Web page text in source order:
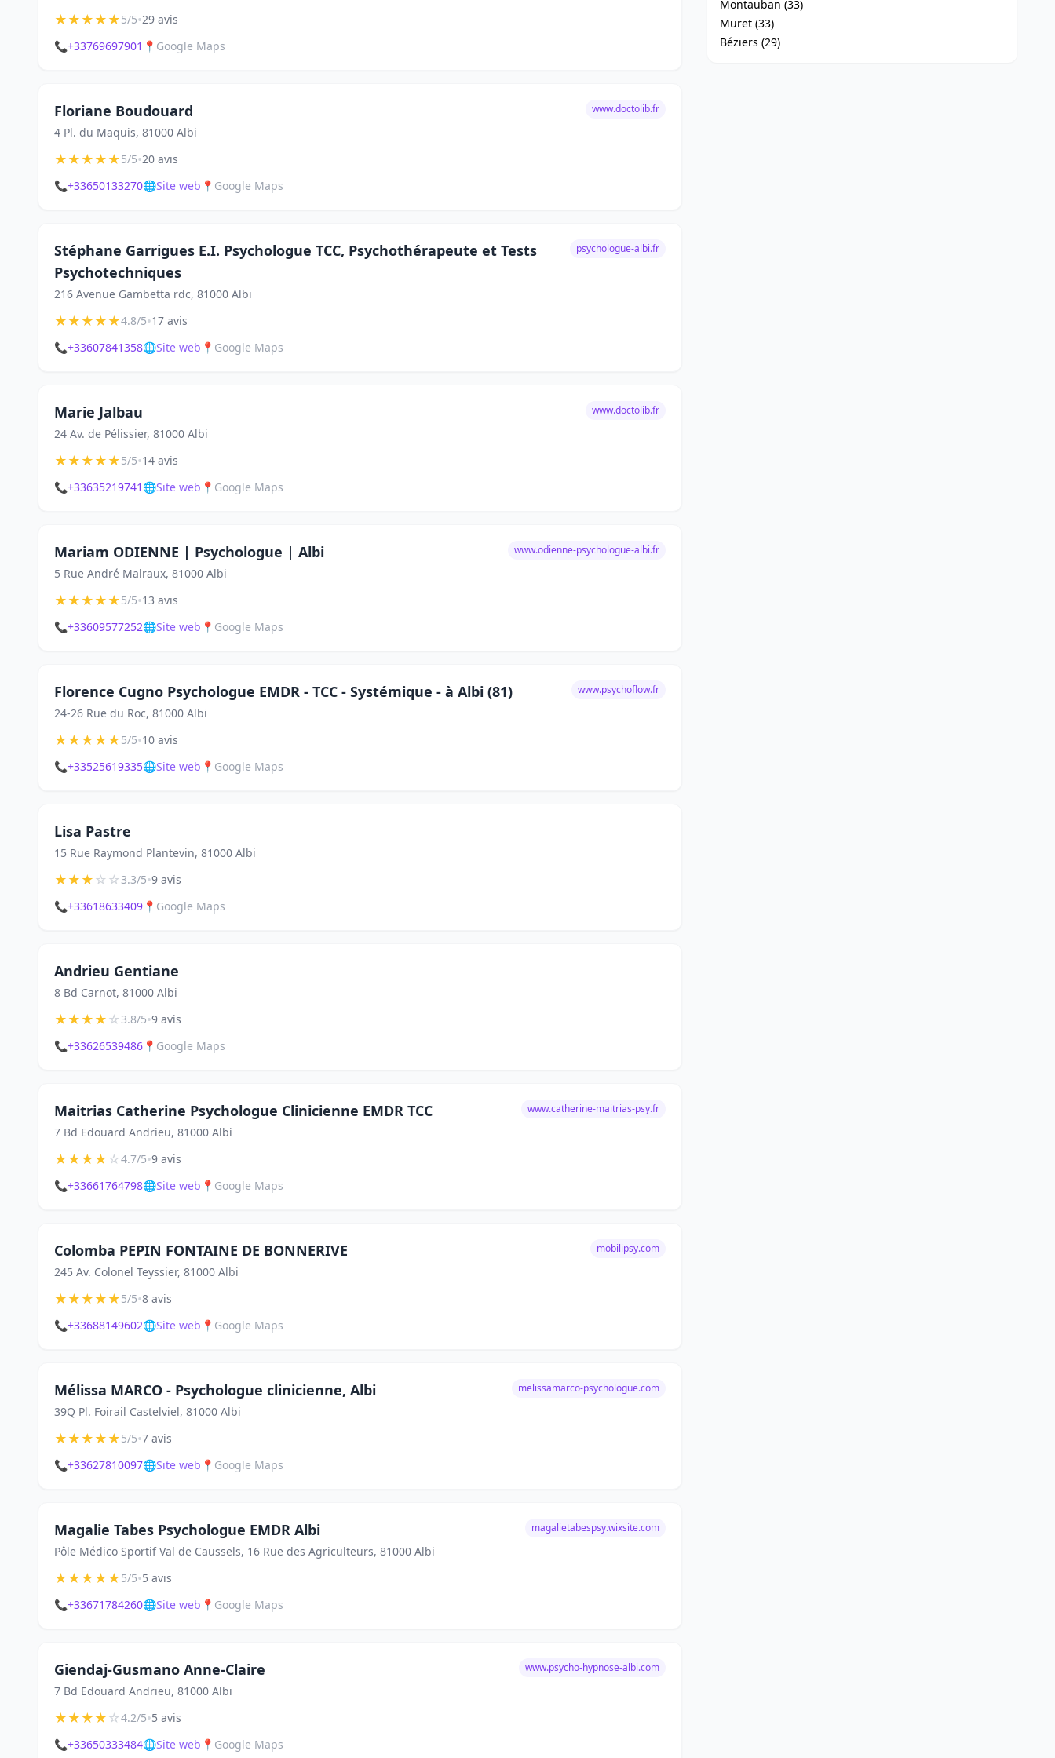
★★★★★5/5•29 avis
📞+33769697901 📍 Google Maps
Floriane Boudouard
4 Pl. du Maquis, 81000 Albi
www.doctolib.fr
★★★★★5/5•20 avis
📞+33650133270🌐Site web 📍 Google Maps
Stéphane Garrigues E.I. Psychologue TCC, Psychothérapeute et Tests
Psychotechniques
216 Avenue Gambetta rdc, 81000 Albi
psychologue-albi.fr
★★★★★4.8/5•17 avis
📞+33607841358🌐Site web 📍 Google Maps
Marie Jalbau
24 Av. de Pélissier, 81000 Albi
www.doctolib.fr
★★★★★5/5•14 avis
📞+33635219741 🌐Site web 📍 Google Maps
Mariam ODIENNE | Psychologue | Albi
5 Rue André Malraux, 81000 Albi
www.odienne-psychologue-albi.fr
★★★★★5/5•13 avis
📞+33609577252🌐Site web 📍 Google Maps
Florence Cugno Psychologue EMDR - TCC - Systémique - à Albi (81)
24-26 Rue du Roc, 81000 Albi
www.psychoflow.fr
★★★★★5/5•10 avis
📞+33525619335🌐Site web 📍 Google Maps
Lisa Pastre
15 Rue Raymond Plantevin, 81000 Albi
★★★☆☆3.3/5•9 avis
📞+33618633409 📍 Google Maps
Andrieu Gentiane
8 Bd Carnot, 81000 Albi
★★★★☆3.8/5•9 avis
📞+33626539486 📍 Google Maps
Maitrias Catherine Psychologue Clinicienne EMDR TCC
7 Bd Edouard Andrieu, 81000 Albi
www.catherine-maitrias-psy.fr
★★★★☆4.7/5•9 avis
📞+33661764798🌐Site web 📍 Google Maps
Colomba PEPIN FONTAINE DE BONNERIVE
245 Av. Colonel Teyssier, 81000 Albi
mobilipsy.com
★★★★★5/5•8 avis
📞+33688149602🌐Site web 📍 Google Maps
Mélissa MARCO - Psychologue clinicienne, Albi
39Q Pl. Foirail Castelviel, 81000 Albi
melissamarco-psychologue.com
★★★★★5/5•7 avis
📞+33627810097🌐Site web 📍 Google Maps
Magalie Tabes Psychologue EMDR Albi
Pôle Médico Sportif Val de Caussels, 16 Rue des Agriculteurs, 81000 Albi
magalietabespsy.wixsite.com
★★★★★5/5•5 avis
📞+33671784260🌐Site web 📍 Google Maps
Giendaj-Gusmano Anne-Claire
7 Bd Edouard Andrieu, 81000 Albi
www.psycho-hypnose-albi.com
★★★★☆4.2/5•5 avis
📞+33650333484🌐Site web 📍 Google Maps
Montauban (33)
Muret (33)
Béziers (29)